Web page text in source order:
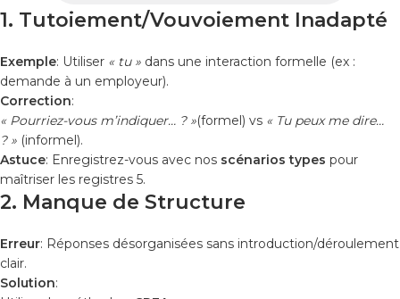
1. Tutoiement/Vouvoiement Inadapté
Exemple: Utiliser « tu » dans une interaction formelle (ex :
demande à un employeur).
Correction:
« Pourriez-vous m’indiquer… ? »(formel) vs « Tu peux me dire…
? » (informel).
Astuce: Enregistrez-vous avec nos scénarios types pour
maîtriser les registres 5.
2. Manque de Structure
Erreur: Réponses désorganisées sans introduction/déroulement
clair.
Solution: